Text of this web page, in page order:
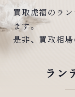
買取虎福のラ
ます。
是非、買取相場
ラン